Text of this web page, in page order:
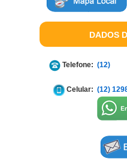
DADOS
Telefone: (12)
Celular: (12)